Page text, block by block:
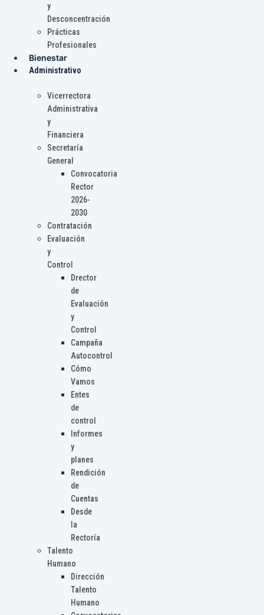
y
Desconcentración
Prácticas
Profesionales
Bienestar
Administrativo
Vicerrectora
Administrativa
y
Financiera
Secretaría
General
Convocatoria
Rector
2026-
2030
Contratación
Evaluación
y
Control
Drector
de
Evaluación
y
Control
Campaña
Autocontrol
Cómo
Vamos
Entes
de
control
Informes
y
planes
Rendición
de
Cuentas
Desde
la
Rectoría
Talento
Humano
Dirección
Talento
Humano